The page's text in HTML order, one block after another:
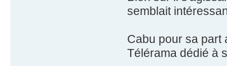
semblait
Cabu pour sa part
Télérama dédié à